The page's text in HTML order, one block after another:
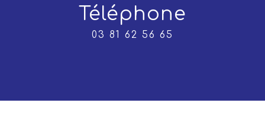
Téléphone
03 81 62 56 65